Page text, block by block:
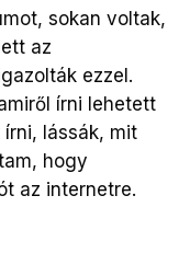
sokan voltak,
az
ezzel.
írni lehetett
lássák, mit
hogy
az internetre.